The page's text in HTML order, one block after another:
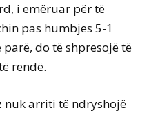
i emëruar për të
pas humbjes 5-1
parë, do të shpresojë të
rëndë.
nuk arriti të ndryshojë